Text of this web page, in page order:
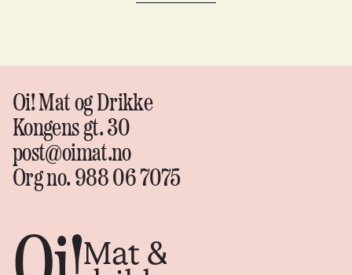
Oi! Mat og Drikke
Kongens gt. 30
post@oimat.no
Org no. 988 06 7075
Mat &